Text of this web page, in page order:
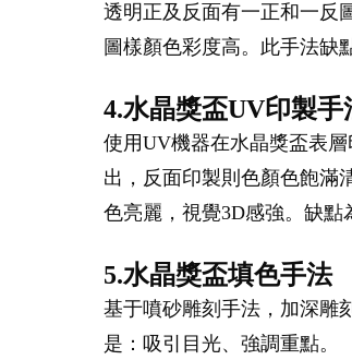
透明正及反面有一正和一反
圖樣顏色彩度高。此手法缺
4.水晶獎盃UV印製手
使用UV機器在水晶獎盃表
出，反面印製則色顏色飽滿
色亮麗，視覺3D感強。缺點
5.水晶獎盃填色手法
基于噴砂雕刻手法，加深雕
是：吸引目光、強調重點。